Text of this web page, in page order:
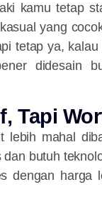
kamu tetap
yang
tetap ya,
didesain
Tapi
lebih mahal
butuh
dengan harga